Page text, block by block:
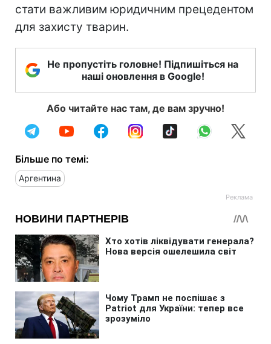
стати важливим юридичним прецедентом
для захисту тварин.
Не пропустіть головне! Підпишіться на
наші оновлення в Google!
Або читайте нас там, де вам зручно!
Більше по темі:
Аргентина